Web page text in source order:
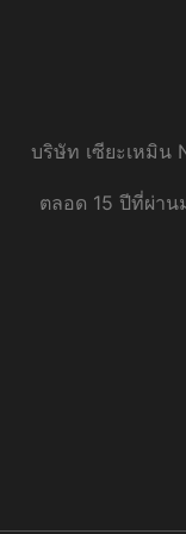
บริษัท เซียะเหมิน
ตลอด 15 ปีที่ผ่าน